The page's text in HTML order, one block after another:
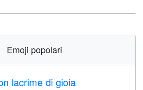
Emoji popolari
lacrime di gioia